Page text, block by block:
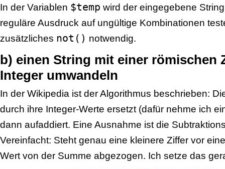
In der Variablen $temp wird der eingegebene
reguläre Ausdruck auf ungültige Kombinationen
zusätzliches not() notwendig.
b) einen String mit einer römischen
Integer umwandeln
In der Wikipedia ist der Algorithmus beschrieben:
durch ihre Integer-Werte ersetzt (dafür nehme ich
dann aufaddiert. Eine Ausnahme ist die
Vereinfacht: Steht genau eine kleinere Ziffer vor
Wert von der Summe abgezogen. Ich setze das